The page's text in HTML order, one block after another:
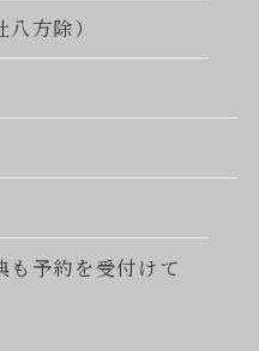
方除）
予約を受付けて